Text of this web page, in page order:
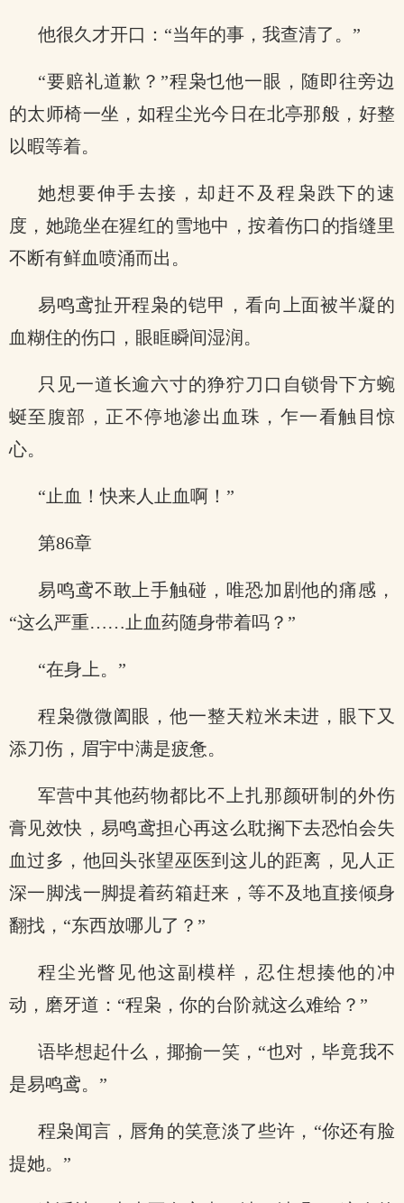
他很久才开口：“当年的事，我查清了。”
“要赔礼道歉？”程枭乜他一眼，随即往旁边
的太师椅一坐，如程尘光今日在北亭那般，好整
以暇等着。
她想要伸手去接，却赶不及程枭跌下的速
度，她跪坐在猩红的雪地中，按着伤口的指缝里
不断有鲜血喷涌而出。
易鸣鸢扯开程枭的铠甲，看向上面被半凝的
血糊住的伤口，眼眶瞬间湿润。
只见一道长逾六寸的狰狞刀口自锁骨下方蜿
蜒至腹部，正不停地渗出血珠，乍一看触目惊
心。
“止血！快来人止血啊！”
第86章
易鸣鸢不敢上手触碰，唯恐加剧他的痛感，
“这么严重……止血药随身带着吗？”
“在身上。”
程枭微微阖眼，他一整天粒米未进，眼下又
添刀伤，眉宇中满是疲惫。
军营中其他药物都比不上扎那颜研制的外伤
膏见效快，易鸣鸢担心再这么耽搁下去恐怕会失
血过多，他回头张望巫医到这儿的距离，见人正
深一脚浅一脚提着药箱赶来，等不及地直接倾身
翻找，“东西放哪儿了？”
程尘光瞥见他这副模样，忍住想揍他的冲
动，磨牙道：“程枭，你的台阶就这么难给？”
语毕想起什么，揶揄一笑，“也对，毕竟我不
是易鸣鸢。”
程枭闻言，唇角的笑意淡了些许，“你还有脸
提她。”